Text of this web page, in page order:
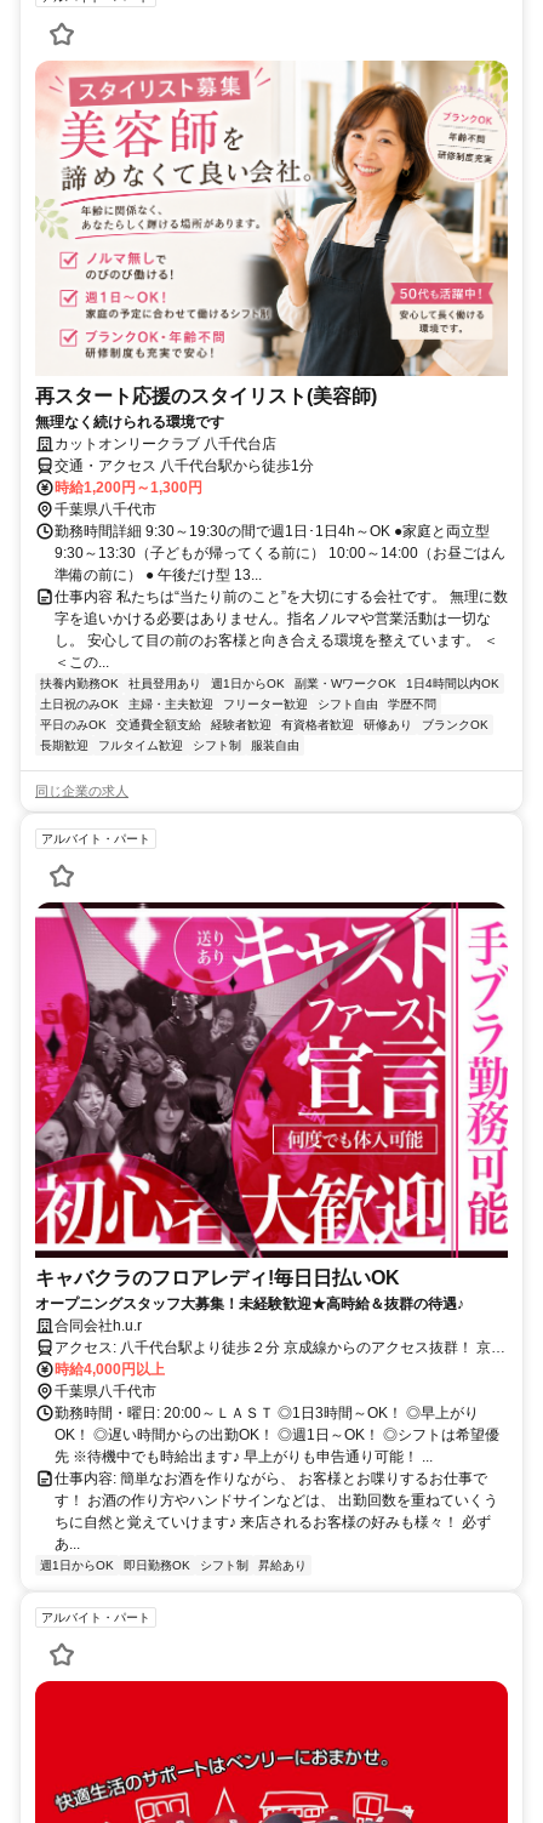
再スタート応援のスタイリスト(美容師)
無理なく続けられる環境です
カットオンリークラブ 八千代台店
交通・アクセス 八千代台駅から徒歩1分
時給1,200円～1,300円
千葉県八千代市
勤務時間詳細 9:30～19:30の間で週1日･1日4h～OK ●家庭と両立型
9:30～13:30（子どもが帰ってくる前に） 10:00～14:00（お昼ごはん
準備の前に） ● 午後だけ型 13...
仕事内容 私たちは“当たり前のこと”を大切にする会社です。 無理に数
字を追いかける必要はありません。指名ノルマや営業活動は一切な
し。 安心して目の前のお客様と向き合える環境を整えています。 ＜
＜この...
扶養内勤務OK 社員登用あり 週1日からOK 副業・WワークOK
1日4時間以内OK
土日祝のみOK
主婦・主夫歓迎 フリーター歓迎 シフト自由
学歴不問
平日のみOK
交通費全額支給 経験者歓迎 有資格者歓迎 研修あり
ブランクOK
長期歓迎
フルタイム歓迎 シフト制 服装自由
同じ企業の求人
アルバイト・パート
キャバクラのフロアレディ!毎日日払いOK
オープニングスタッフ大募集！未経験歓迎★高時給＆抜群の待遇♪
合同会社h.u.r
アクセス: 八千代台駅より徒歩２分 京成線からのアクセス抜群！ 京成
上野、日暮里、新三河島、町屋、千住大橋、京成関屋、堀切菖蒲園、
お花茶屋、青砥、京成高砂、京成小岩、江戸川、国府台、市川真間、
菅野、京成八幡、鬼越、京成中山、東中山、京成西船、海神、京成船
橋、大神宮下、船橋競馬場、谷津、京成津田沼、京成大久保、実籾、
八千代台、京成大和田、勝田台、志津、ユーカリが丘、京成臼井、京
成佐倉、大佐倉、京成酒々井、宗吾参道、公津の杜、京成成田、空港
第2ビル、成田空港
時給4,000円以上
千葉県八千代市
勤務時間・曜日: 20:00～ＬＡＳＴ ◎1日3時間～OK！ ◎早上がり
OK！ ◎遅い時間からの出勤OK！ ◎週1日～OK！ ◎シフトは希望優
先 ※待機中でも時給出ます♪ 早上がりも申告通り可能！ ...
仕事内容: 簡単なお酒を作りながら、 お客様とお喋りするお仕事で
す！ お酒の作り方やハンドサインなどは、 出勤回数を重ねていくう
ちに自然と覚えていけます♪ 来店されるお客様の好みも様々！ 必ず
あ...
週1日からOK 即日勤務OK シフト制 昇給あり
アルバイト・パート